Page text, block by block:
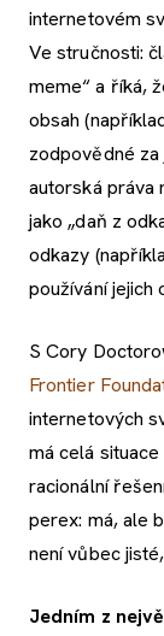
internetovém
Ve stručnosti:
meme“ a říká,
obsah
zodpovědné
autorská práva
jako „daň z
odkazy
používání jejich
S Cory
Frontier
internetových
má celá
racionální
perex: má, ale
není vůbec
Jedním z